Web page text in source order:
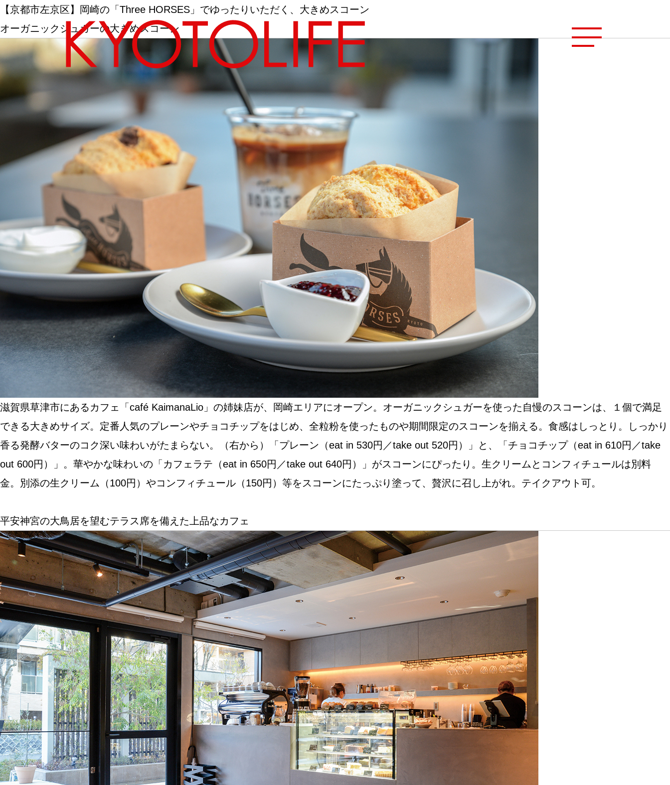
エリアから探す 地図から探す
カテゴリーから探す
SPECIAL NEW OPEN
SERIES
カレーが好き
京都おやつクラブ
私と店のはなし
今月の京みやげ
京都の書店
CULTURE
関西で開催。おすすめの展覧会
おすすめの映画
誠光社で選びました。おすすめの本
紹介します。おすすめのイベント
チケットプレゼント応募
【京都市左京区】岡崎の「Three HORSES」でゆったりいただく、大きめスコーン
オーガニックシュガーの大きめスコーン
滋賀県草津市にあるカフェ「café KaimanaLio」の姉妹店が、岡崎エリアにオープン。オーガニックシュガーを使った自慢のスコーンは、１個で満足
できる大きめサイズ。定番人気のプレーンやチョコチップをはじめ、全粒粉を使ったものや期間限定のスコーンを揃える。食感はしっとり。しっかり
香る発酵バターのコク深い味わいがたまらない。（右から）「プレーン（eat in 530円／take out 520円）」と、「チョコチップ（eat in 610円／take
out 600円）」。華やかな味わいの「カフェラテ（eat in 650円／take out 640円）」がスコーンにぴったり。生クリームとコンフィチュールは別料
金。別添の生クリーム（100円）やコンフィチュール（150円）等をスコーンにたっぷり塗って、贅沢に召し上がれ。テイクアウト可。
平安神宮の大鳥居を望むテラス席を備えた上品なカフェ